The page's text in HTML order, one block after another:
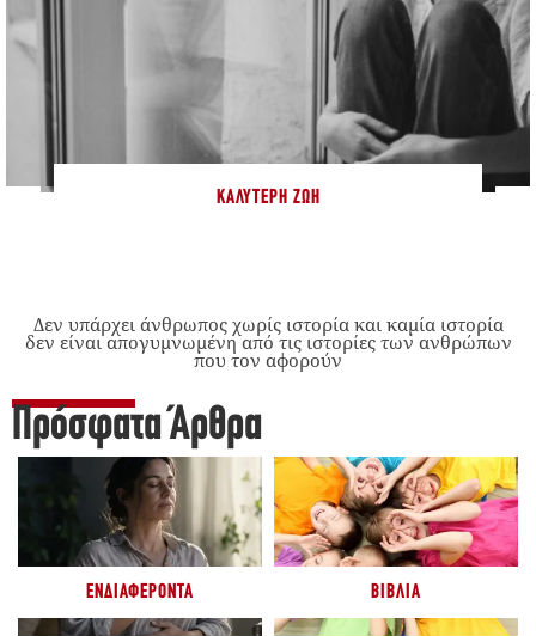
ΚΑΛΎΤΕΡΗ ΖΩΉ
Δεν υπάρχει άνθρωπος χωρίς ιστορία και καμία ιστορία
δεν είναι απογυμνωμένη από τις ιστορίες των ανθρώπων
που τον αφορούν
Πρόσφατα Άρθρα
ΕΝΔΙΑΦΈΡΟΝΤΑ ΒΙΒΛΊΑ